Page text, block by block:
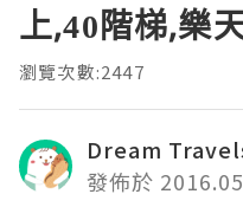
上,40階梯,樂
瀏覽次數:2447
Dream
發佈於